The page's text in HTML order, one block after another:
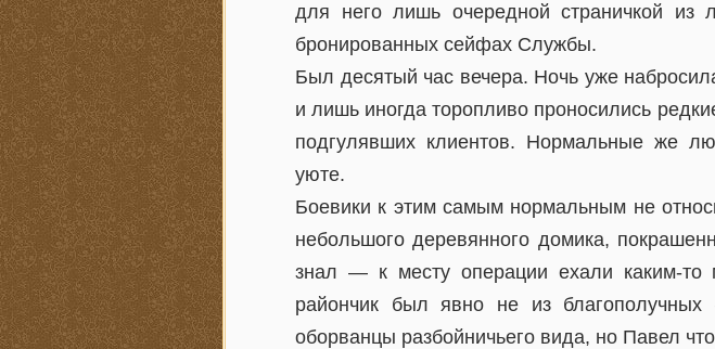
для него лишь очередной страничкой из
бронированных сейфах Службы.
Был десятый час вечера. Ночь уже
и лишь иногда торопливо проносились
подгулявших клиентов. Нормальные же
уюте.
Боевики к этим самым нормальным не
небольшого деревянного домика,
знал — к месту операции ехали каким-
райончик был явно не из
оборванцы разбойничьего вида, но Павел